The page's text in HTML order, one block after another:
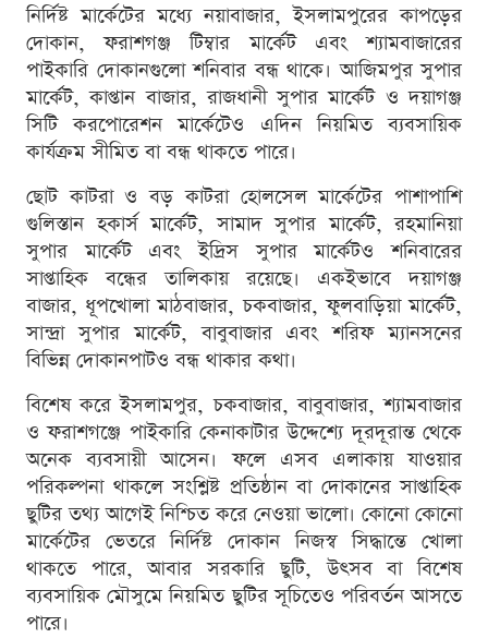
নির্দিষ্ট মার্কেটের মধ্যে নয়াবাজার, ইসলামপুরের কাপড়ের
দোকান, ফরাশগঞ্জ টিম্বার মার্কেট এবং শ্যামবাজারের
পাইকারি দোকানগুলো শনিবার বন্ধ থাকে। আজিমপুর সুপার
মার্কেট, কাপ্তান বাজার, রাজধানী সুপার মার্কেট ও দয়াগঞ্জ
সিটি করপোরেশন মার্কেটেও এদিন নিয়মিত ব্যবসায়িক
কার্যক্রম সীমিত বা বন্ধ থাকতে পারে।
ছোট কাটরা ও বড় কাটরা হোলসেল মার্কেটের পাশাপাশি
গুলিস্তান হকার্স মার্কেট, সামাদ সুপার মার্কেট, রহমানিয়া
সুপার মার্কেট এবং ইদ্রিস সুপার মার্কেটও শনিবারের
সাপ্তাহিক বন্ধের তালিকায় রয়েছে। একইভাবে দয়াগঞ্জ
বাজার, ধূপখোলা মাঠবাজার, চকবাজার, ফুলবাড়িয়া মার্কেট,
সান্দ্রা সুপার মার্কেট, বাবুবাজার এবং শরিফ ম্যানসনের
বিভিন্ন দোকানপাটও বন্ধ থাকার কথা।
বিশেষ করে ইসলামপুর, চকবাজার, বাবুবাজার, শ্যামবাজার
ও ফরাশগঞ্জে পাইকারি কেনাকাটার উদ্দেশ্যে দূরদূরান্ত থেকে
অনেক ব্যবসায়ী আসেন। ফলে এসব এলাকায় যাওয়ার
পরিকল্পনা থাকলে সংশ্লিষ্ট প্রতিষ্ঠান বা দোকানের সাপ্তাহিক
ছুটির তথ্য আগেই নিশ্চিত করে নেওয়া ভালো। কোনো কোনো
মার্কেটের ভেতরে নির্দিষ্ট দোকান নিজস্ব সিদ্ধান্তে খোলা
থাকতে পারে, আবার সরকারি ছুটি, উৎসব বা বিশেষ
ব্যবসায়িক মৌসুমে নিয়মিত ছুটির সূচিতেও পরিবর্তন আসতে
পারে।